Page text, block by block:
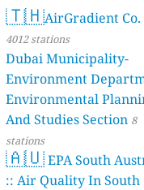
🇹🇭AirGradient Co.
4012 stations
Dubai Municipality-
Environment
Environmental
And Studies Section 8
stations
🇦🇺EPA South
:: Air Quality In South